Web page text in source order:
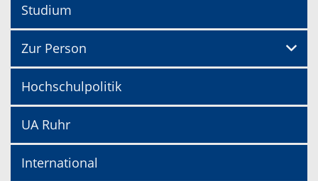
Studium
Zur Person
Hochschulpolitik
UA Ruhr
International